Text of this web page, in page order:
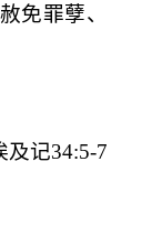
免罪孽、
记34:5-7